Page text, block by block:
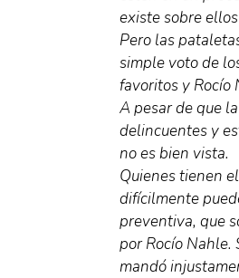
existe sobre
Pero las
simple voto de
favoritos y Rocío
A pesar de que
delincuentes y
no es bien vista.
Quienes tienen
difícilmente
preventiva, que
por Rocío Nahle.
mandó